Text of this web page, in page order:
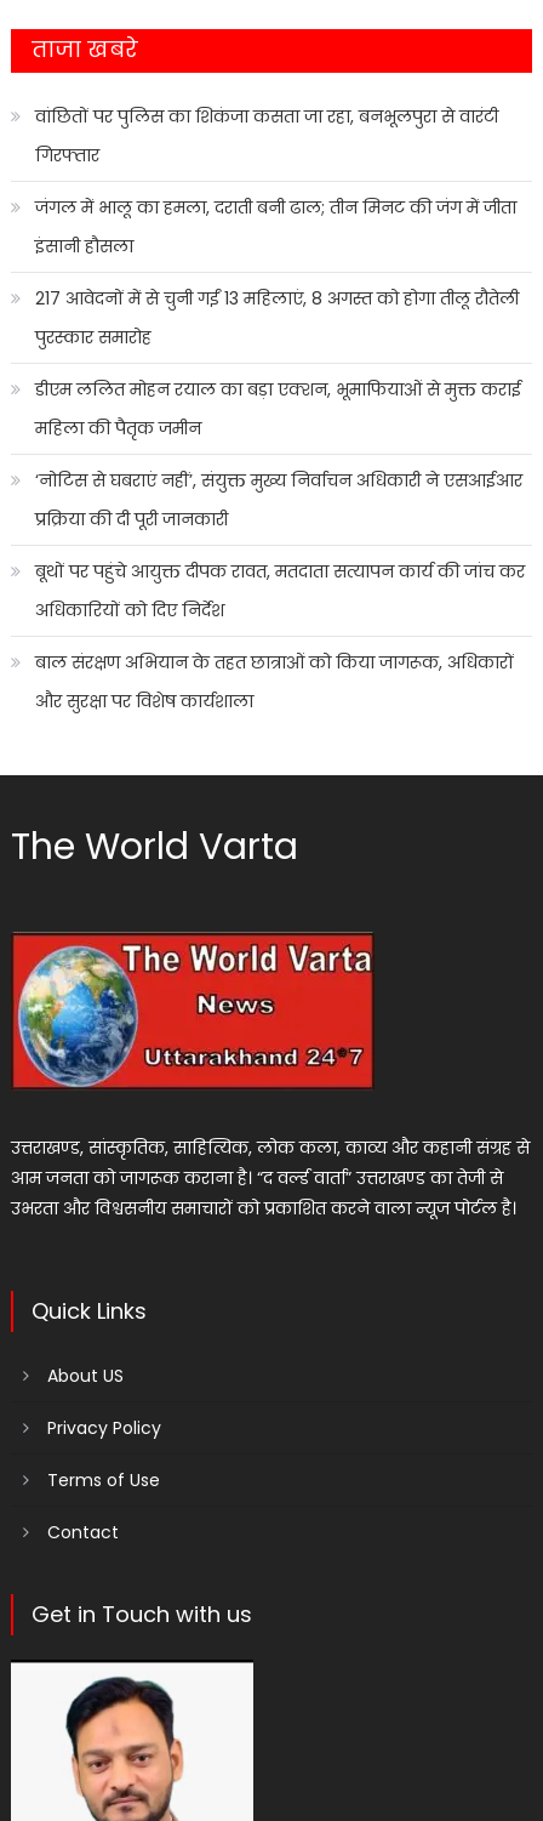
ताजा खबरे
वांछितों पर पुलिस का शिकंजा कसता जा रहा, बनभूलपुरा से वारंटी
गिरफ्तार
जंगल में भालू का हमला, दराती बनी ढाल; तीन मिनट की जंग में जीता
इंसानी हौसला
217 आवेदनों में से चुनी गईं 13 महिलाएं, 8 अगस्त को होगा तीलू रौतेली
पुरस्कार समारोह
डीएम ललित मोहन रयाल का बड़ा एक्शन, भूमाफियाओं से मुक्त कराई
महिला की पैतृक जमीन
‘नोटिस से घबराएं नहीं’, संयुक्त मुख्य निर्वाचन अधिकारी ने एसआईआर
प्रक्रिया की दी पूरी जानकारी
बूथों पर पहुंचे आयुक्त दीपक रावत, मतदाता सत्यापन कार्य की जांच कर
अधिकारियों को दिए निर्देश
बाल संरक्षण अभियान के तहत छात्राओं को किया जागरूक, अधिकारों
और सुरक्षा पर विशेष कार्यशाला
The World Varta
उत्तराखण्ड, सांस्कृतिक, साहित्यिक, लोक कला, काव्य और कहानी संग्रह से
आम जनता को जागरूक कराना है। “द वर्ल्ड वार्ता” उत्तराखण्ड का तेजी से
उभरता और विश्वसनीय समाचारों को प्रकाशित करने वाला न्यूज पोर्टल है।
Quick Links
About US
Privacy Policy
Terms of Use
Contact
Get in Touch with us